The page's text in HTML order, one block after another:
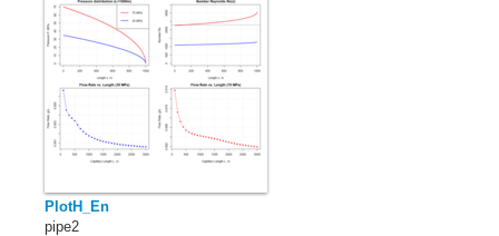
PlotH_En
pipe2